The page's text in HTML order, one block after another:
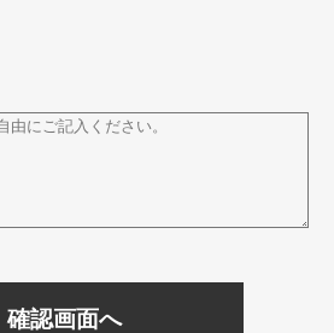
確認画面へ